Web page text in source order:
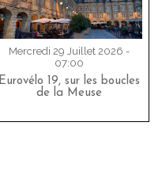
Mercredi 29 Juillet 2026 -
07:00
Eurovélo 19, sur les boucles
de la Meuse